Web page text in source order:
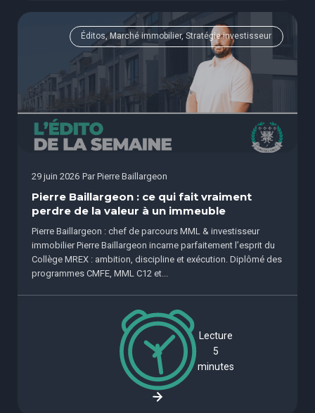
Éditos, Marché immobilier, Stratégie investisseur
29 juin 2026 Par Pierre Baillargeon
Pierre Baillargeon : ce qui fait vraiment
perdre de la valeur à un immeuble
Pierre Baillargeon : chef de parcours MML & investisseur
immobilier Pierre Baillargeon incarne parfaitement l’esprit du
Collège MREX : ambition, discipline et exécution. Diplômé des
programmes CMFE, MML C12 et...
Lecture
5
minutes